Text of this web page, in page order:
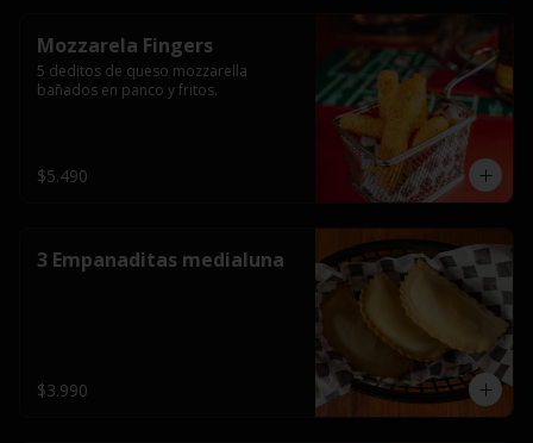
Mozzarela Fingers
5 deditos de queso mozzarella
bañados en panco y fritos.
$5.490
3 Empanaditas medialuna
$3.990